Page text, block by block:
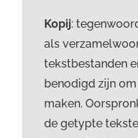
Kopij:
als
tekstbestanden
benodigd zijn
maken.
de getypte